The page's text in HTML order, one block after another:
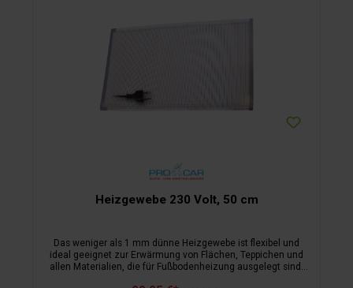
Heizgewebe 230 Volt, 50 cm
Das weniger als 1 mm dünne Heizgewebe ist flexibel und
ideal geeignet zur Erwärmung von Flächen, Teppichen und
allen Materialien, die für Fußbodenheizung ausgelegt sind.